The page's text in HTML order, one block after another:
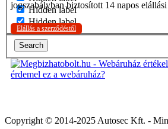
Hidden label
Hidden label
Search
jogszabályban biztosított 14 napos
Elállás a szerződéstől
Copyright © 2014-2025 Autosec Kft. -